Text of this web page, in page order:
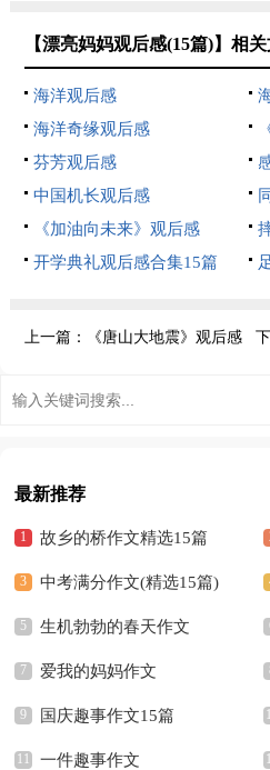
【漂亮妈妈观后感(15篇)】相关
海洋观后感
海洋奇缘观后感
芬芳观后感
中国机长观后感
《加油向未来》观后感
开学典礼观后感合集15篇
上一篇： 《唐山大地震》观后感
最新推荐
故乡的桥作文精选15篇
中考满分作文(精选15篇)
生机勃勃的春天作文
爱我的妈妈作文
国庆趣事作文15篇
一件趣事作文